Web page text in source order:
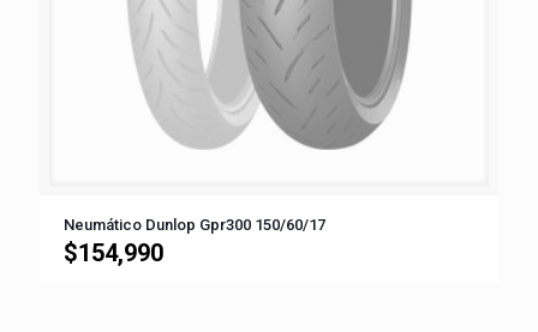
Neumático Dunlop Gpr300 150/60/17
$154,990